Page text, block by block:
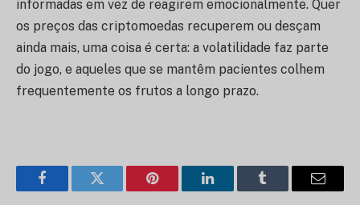
informadas em vez de reagirem emocionalmente. Quer
os preços das criptomoedas recuperem ou desçam
ainda mais, uma coisa é certa: a volatilidade faz parte
do jogo, e aqueles que se mantêm pacientes colhem
frequentemente os frutos a longo prazo.
FacebookTwitter Pinterest LinkedInTumblr